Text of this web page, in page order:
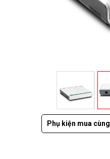
Phụ kiện mua cùng